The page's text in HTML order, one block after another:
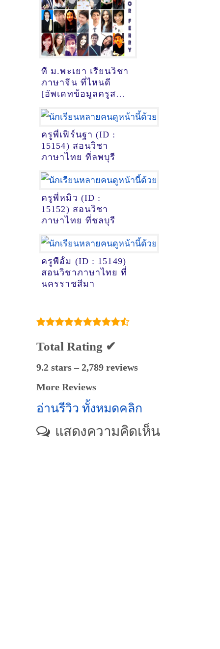
ที่ ม.พะเยา เรียนวิชา
ภาษาจีน ที่ไหนดี
[อัพเดทข้อมูลครูสอน
เมื่อ18/10/2024,
9:15:11]
ครูพี่เฟิร์นฐา (ID :
15154) สอนวิชา
ภาษาไทย ที่ลพบุรี
ครูพี่หมิว (ID :
15152) สอนวิชา
ภาษาไทย ที่ชลบุรี
ครูพี่อั้ม (ID : 15149)
สอนวิชาภาษาไทย ที่
นครราชสีมา
Total Rating ✔
9.2 stars – 2,789 reviews
More Reviews
อ่านรีวิว ทั้งหมดคลิก
แสดงความคิดเห็น